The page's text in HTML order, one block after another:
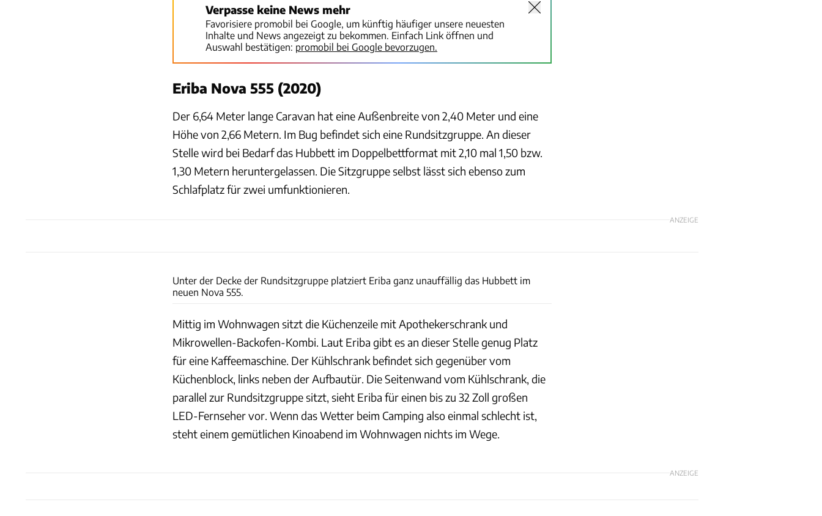
Verpasse keine News mehr
Favorisiere promobil bei Google, um künftig häufiger unsere neuesten
Inhalte und News angezeigt zu bekommen. Einfach Link öffnen und
Auswahl bestätigen: promobil bei Google bevorzugen.
Eriba Nova 555 (2020)
Der 6,64 Meter lange Caravan hat eine Außenbreite von 2,40 Meter und eine
Höhe von 2,66 Metern. Im Bug befindet sich eine Rundsitzgruppe. An dieser
Stelle wird bei Bedarf das Hubbett im Doppelbettformat mit 2,10 mal 1,50 bzw.
1,30 Metern heruntergelassen. Die Sitzgruppe selbst lässt sich ebenso zum
Schlafplatz für zwei umfunktionieren.
ANZEIGE
Unter der Decke der Rundsitzgruppe platziert Eriba ganz unauffällig das Hubbett im
neuen Nova 555.
Mittig im Wohnwagen sitzt die Küchenzeile mit Apothekerschrank und
Mikrowellen-Backofen-Kombi. Laut Eriba gibt es an dieser Stelle genug Platz
für eine Kaffeemaschine. Der Kühlschrank befindet sich gegenüber vom
Küchenblock, links neben der Aufbautür. Die Seitenwand vom Kühlschrank, die
parallel zur Rundsitzgruppe sitzt, sieht Eriba für einen bis zu 32 Zoll großen
LED-Fernseher vor. Wenn das Wetter beim Camping also einmal schlecht ist,
steht einem gemütlichen Kinoabend im Wohnwagen nichts im Wege.
ANZEIGE